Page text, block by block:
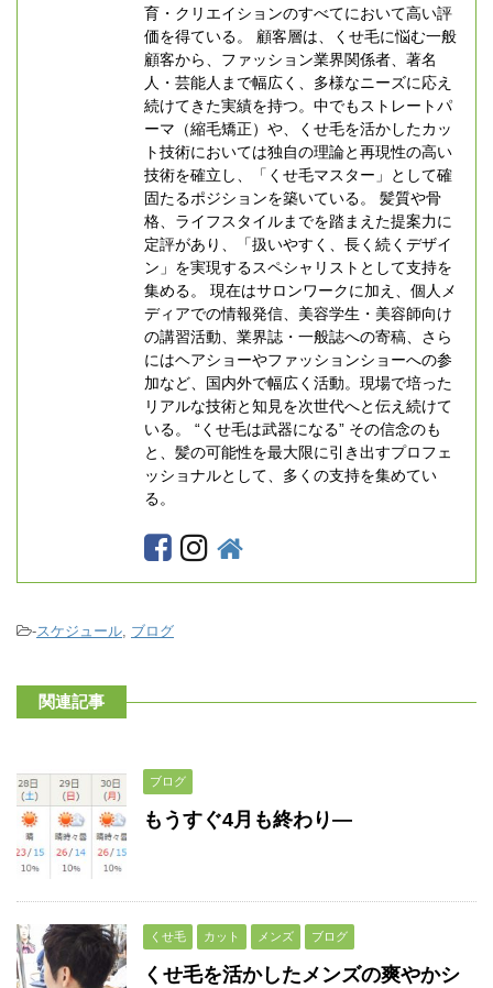
育・クリエイションのすべてにおいて高い評
価を得ている。 顧客層は、くせ毛に悩む一般
顧客から、ファッション業界関係者、著名
人・芸能人まで幅広く、多様なニーズに応え
続けてきた実績を持つ。中でもストレートパ
ーマ（縮毛矯正）や、くせ毛を活かしたカッ
ト技術においては独自の理論と再現性の高い
技術を確立し、「くせ毛マスター」として確
固たるポジションを築いている。 髪質や骨
格、ライフスタイルまでを踏まえた提案力に
定評があり、「扱いやすく、長く続くデザイ
ン」を実現するスペシャリストとして支持を
集める。 現在はサロンワークに加え、個人メ
ディアでの情報発信、美容学生・美容師向け
の講習活動、業界誌・一般誌への寄稿、さら
にはヘアショーやファッションショーへの参
加など、国内外で幅広く活動。現場で培った
リアルな技術と知見を次世代へと伝え続けて
いる。 “くせ毛は武器になる” その信念のも
と、髪の可能性を最大限に引き出すプロフェ
ッショナルとして、多くの支持を集めてい
る。
-スケジュール ブログ
関連記事
ブログ
もうすぐ4月も終わり―
くせ毛 カット メンズ ブログ
くせ毛を活かしたメンズの爽やかシ